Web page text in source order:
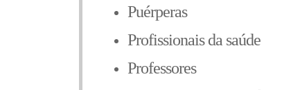
Puérperas
Profissionais da saúde
Professores